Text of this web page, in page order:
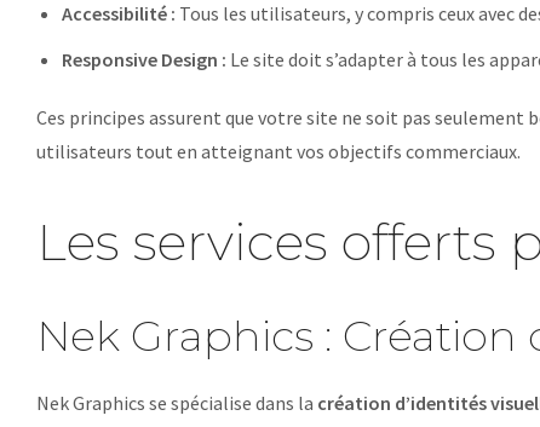
Accessibilité : Tous les utilisateurs, y compris ceux avec
Responsive Design : Le site doit s’adapter à tous les
Ces principes assurent que votre site ne soit pas seulement
utilisateurs tout en atteignant vos objectifs commerciaux.
Les services offerts
Nek Graphics : Création
Nek Graphics se spécialise dans la création d’identités